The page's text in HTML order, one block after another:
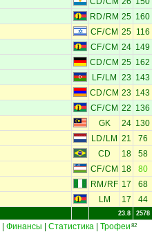
RD/ RM 25 160
CF/CM 25 116
CF/CM 24 149
CD/CM 25 162
LF/ LM 23 143
CD/CM 23 143
CF/CM 22 136
GK 24 130
LD/ LM 21 76
CD 18 58
CF/CM 18 80
RM / RF 17 68
LM 17 44
23.8 2578
Финансы Статистика Трофеи 82